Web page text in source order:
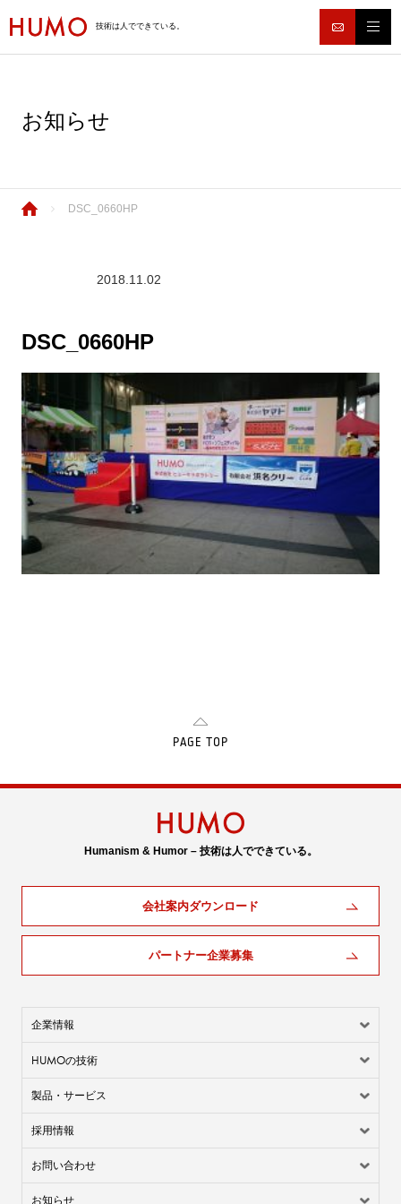
技術は人でできている。
お知らせ
DSC_0660HP
2018.11.02
DSC_0660HP
PAGE TOP
Humanism & Humor – 技術は人でできている。
会社案内ダウンロード
パートナー企業募集
企業情報
HUMOの技術
製品・サービス
採用情報
お問い合わせ
お知らせ